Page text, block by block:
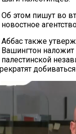
Об этом пишут во
новостное
Аббас также
Вашингтон
палестинской